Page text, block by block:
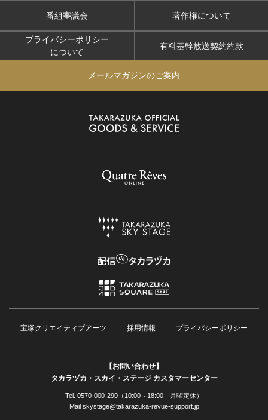
番組審議会 著作権について
プライバシーポリシー
について
有料基幹放送契約約款
メールマガジンのご案内
宝塚クリエイティブアーツ 採用情報 プライバシーポリシー
【お問い合わせ】
タカラヅカ・スカイ・ステージ カスタマーセンター
Tel. 0570-000-290（10:00～18:00 月曜定休）
Mail skystage@takarazuka-revue-support.jp